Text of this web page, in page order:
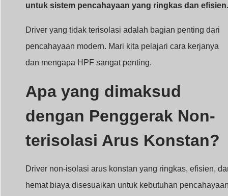
untuk sistem pencahayaan yang ringkas dan efisien.
Driver yang tidak terisolasi adalah bagian penting dari
pencahayaan modern. Mari kita pelajari cara kerjanya
dan mengapa HPF sangat penting.
Apa yang dimaksud
dengan Penggerak Non-
terisolasi Arus Konstan?
Driver non-isolasi arus konstan yang ringkas, efisien,
hemat biaya disesuaikan untuk kebutuhan